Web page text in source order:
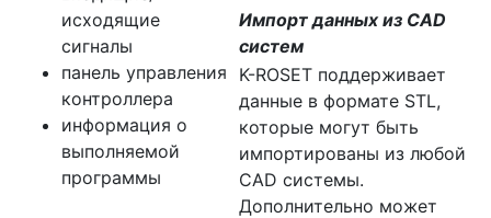
исходящие
сигналы
панель управления
контроллера
информация о
выполняемой
программы
Импорт данных из CAD
систем
K-ROSET поддерживает
данные в формате STL,
которые могут быть
импортированы из любой
CAD системы.
Дополнительно может